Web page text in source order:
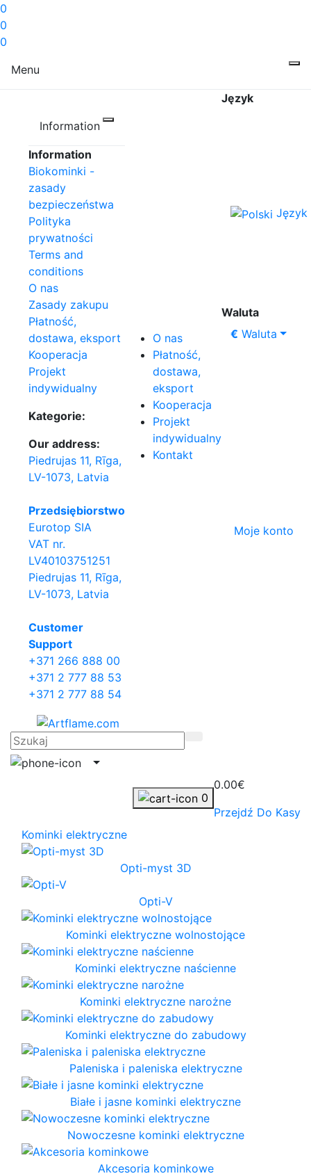
0
0
0
Menu
Information
Information
Biokominki -
zasady
bezpieczeństwa
Polityka
prywatności
Terms and
conditions
O nas
Zasady zakupu
Płatność,
dostawa, eksport
Kooperacja
Projekt
indywidualny
Kategorie:
Our address:
Piedrujas 11, Rīga,
LV-1073, Latvia
Przedsiębiorstwo
Eurotop SIA
VAT nr.
LV40103751251
Piedrujas 11, Rīga,
LV-1073, Latvia
Сustomer
Support
+371 266 888 00
+371 2 777 88 53
+371 2 777 88 54
O nas
Płatność,
dostawa,
eksport
Kooperacja
Projekt
indywidualny
Kontakt
Język
Język
Waluta
€ Waluta
Moje konto
0
0.00€
Przejdź Do Kasy
Kominki elektryczne
Opti-myst 3D
Opti-V
Kominki elektryczne wolnostojące
Kominki elektryczne naścienne
Kominki elektryczne narożne
Kominki elektryczne do zabudowy
Paleniska i paleniska elektryczne
Białe i jasne kominki elektryczne
Nowoczesne kominki elektryczne
Akcesoria kominkowe